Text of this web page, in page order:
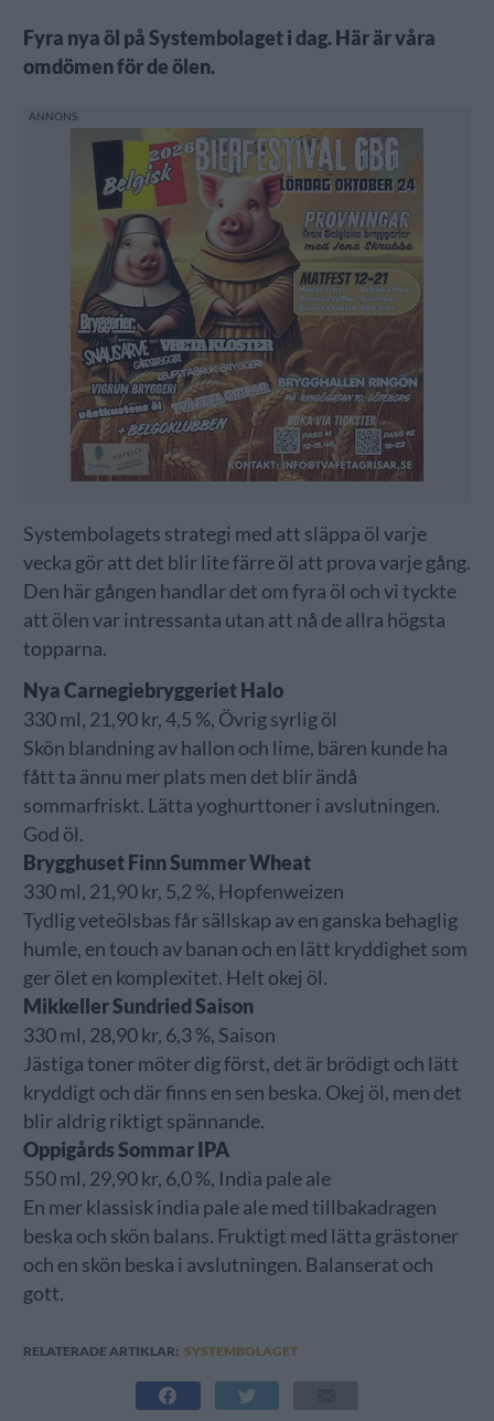
Fyra nya öl på Systembolaget i dag. Här är våra
omdömen för de ölen.
Systembolagets strategi med att släppa öl varje
vecka gör att det blir lite färre öl att prova varje gång.
Den här gången handlar det om fyra öl och vi tyckte
att ölen var intressanta utan att nå de allra högsta
topparna.
Nya Carnegiebryggeriet Halo
330 ml, 21,90 kr, 4,5 %, Övrig syrlig öl
Skön blandning av hallon och lime, bären kunde ha
fått ta ännu mer plats men det blir ändå
sommarfriskt. Lätta yoghurttoner i avslutningen.
God öl.
Brygghuset Finn Summer Wheat
330 ml, 21,90 kr, 5,2 %, Hopfenweizen
Tydlig veteölsbas får sällskap av en ganska behaglig
humle, en touch av banan och en lätt kryddighet som
ger ölet en komplexitet. Helt okej öl.
Mikkeller Sundried Saison
330 ml, 28,90 kr, 6,3 %, Saison
Jästiga toner möter dig först, det är brödigt och lätt
kryddigt och där finns en sen beska. Okej öl, men det
blir aldrig riktigt spännande.
Oppigårds Sommar IPA
550 ml, 29,90 kr, 6,0 %, India pale ale
En mer klassisk india pale ale med tillbakadragen
beska och skön balans. Fruktigt med lätta grästoner
och en skön beska i avslutningen. Balanserat och
gott.
RELATERADE ARTIKLAR: SYSTEMBOLAGET